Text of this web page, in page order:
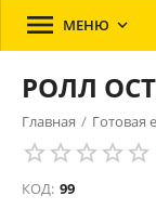
 МЕНЮ 
РОЛЛ
Главная / Готовая
КОД: 99